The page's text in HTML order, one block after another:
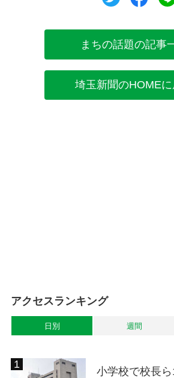
まちの話題の記事
埼玉新聞のHOMEに
アクセスランキング
日別 週間
小学校で校長